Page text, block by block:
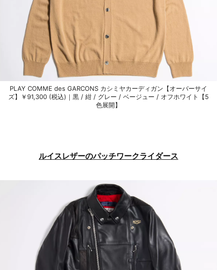
PLAY COMME des GARCONS カシミヤカーディガン【オーバーサイ
ズ】￥91,300 (税込)｜黒 / 紺 / グレー / ベージュー / オフホワイト【5
色展開】
ルイスレザーのパッチワークライダース